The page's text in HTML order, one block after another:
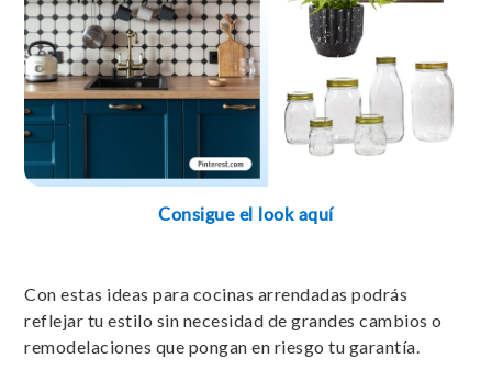
Consigue el look aquí
Con estas ideas para cocinas arrendadas podrás
reflejar tu estilo sin necesidad de grandes cambios o
remodelaciones que pongan en riesgo tu garantía.